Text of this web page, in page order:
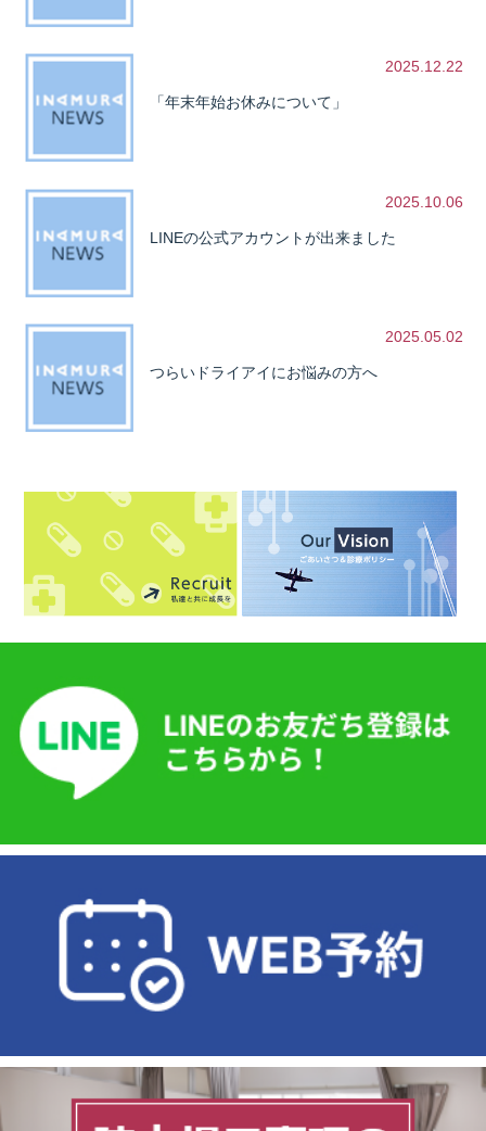
2025.12.22
「年末年始お休みについて」
2025.10.06
LINEの公式アカウントが出来ました
2025.05.02
つらいドライアイにお悩みの方へ